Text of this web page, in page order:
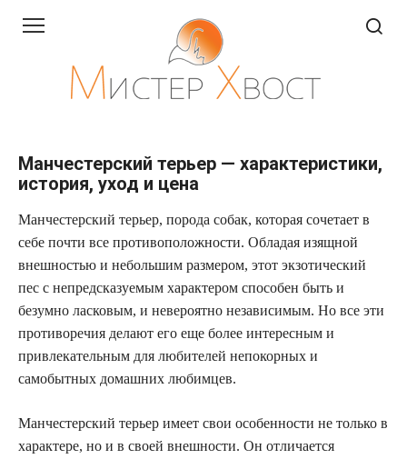
Манчестерский терьер — характеристики,
история, уход и цена
Манчестерский терьер, порода собак, которая сочетает в
себе почти все противоположности. Обладая изящной
внешностью и небольшим размером, этот экзотический
пес с непредсказуемым характером способен быть и
безумно ласковым, и невероятно независимым. Но все эти
противоречия делают его еще более интересным и
привлекательным для любителей непокорных и
самобытных домашних любимцев.
Манчестерский терьер имеет свои особенности не только в
характере, но и в своей внешности. Он отличается